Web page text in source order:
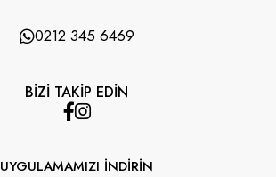
0212 345 6469
BİZİ TAKİP EDİN
UYGULAMAMIZI İNDİRİN